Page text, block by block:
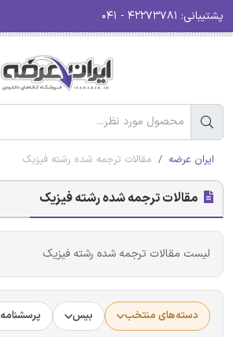
پشتیبانی:
ایران عرضه مقالات ترجمه شده رشته فیزیک
مقالات ترجمه شده رشته فیزیک
لیست مقالات ترجمه شده رشته فیزیک
دسته‌های منتخب بیس پرسشنامه